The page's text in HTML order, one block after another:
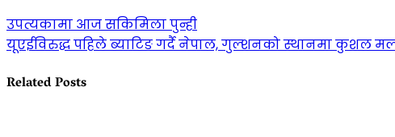
उपत्यकामा आज सकिमिला पुन्ही
यूएईविरुद्ध पहिले ब्याटिङ गर्दै नेपाल, गुल्शनको स्थानमा कुशल
Related Posts